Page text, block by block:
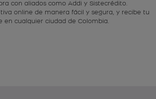
con aliados como Addi y Sistecrédito.
online de manera fácil y segura, y recibe tu
en cualquier ciudad de Colombia.